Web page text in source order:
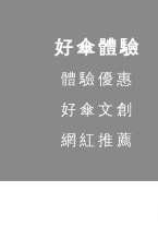
好傘體驗
體驗優惠
好傘文創
網紅推薦